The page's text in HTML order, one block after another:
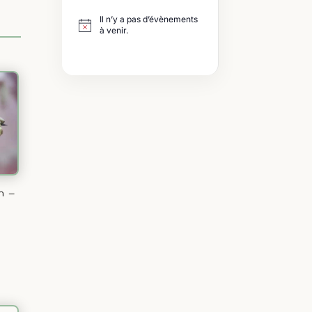
–
Il n’y a pas d’évènements
à venir.